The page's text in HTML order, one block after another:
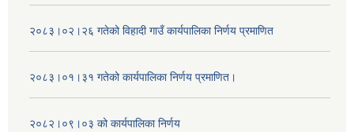
२०८३।०२।२६ गतेको विहादी गाउँ कार्यपालिका निर्णय प्रमाणित
२०८३।०१।३१ गतेको कार्यपालिका निर्णय प्रमाणित।
२०८२।०९।०३ को कार्यपालिका निर्णय